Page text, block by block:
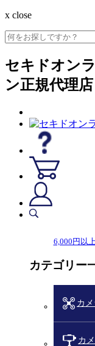
x close
セキドオン
ン正規代理店
6,000円以
カテゴリー
カ
カ